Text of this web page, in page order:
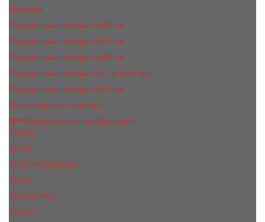
Мужские
Подарочные наборы 3х30 мл
Подарочные наборы 4x15 мл
Подарочные наборы 4x30 мл
Подарочные наборы 5x11 и 5х12 мл
Подарочные наборы 5x15 мл
Косметические наборы
Оригинальная парфюмерия
Adidas
Ajmal
Antonio Banderas
Armaf
Armand Basi
Azzaro